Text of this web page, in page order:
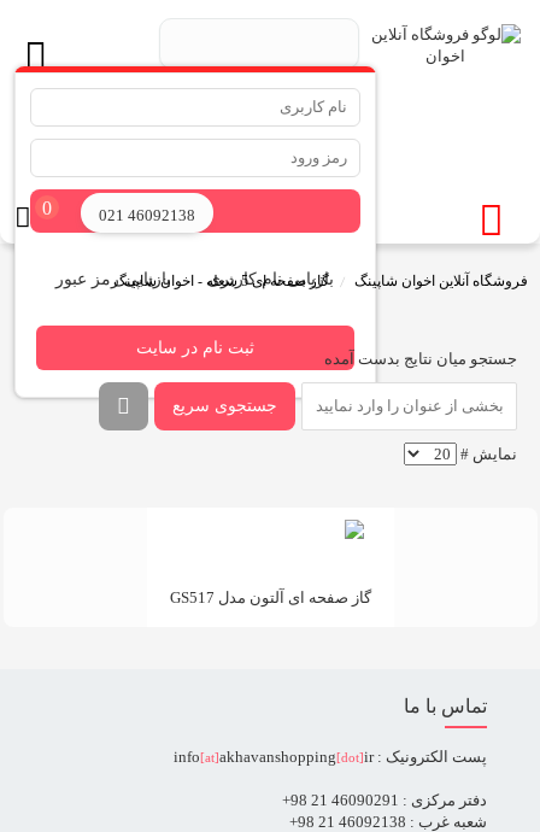
جستجو ...
.
ورود
بازیابی نام کاربری بازیابی رمز عبور
ثبت نام در سایت
0 021 46092138
فروشگاه آنلاین اخوان شاپینگ گاز صفحه ای 5 شعله - اخوان شاپینگ
جستجو میان نتایج بدست آمده
جستجوی سریع
نمایش #
گاز صفحه ای آلتون مدل GS517
تماس با ما
پست الکترونیک : info [at]akhavanshopping[dot]ir
دفتر مرکزی : 46090291 21 98+
شعبه غرب : 46092138 21 98+